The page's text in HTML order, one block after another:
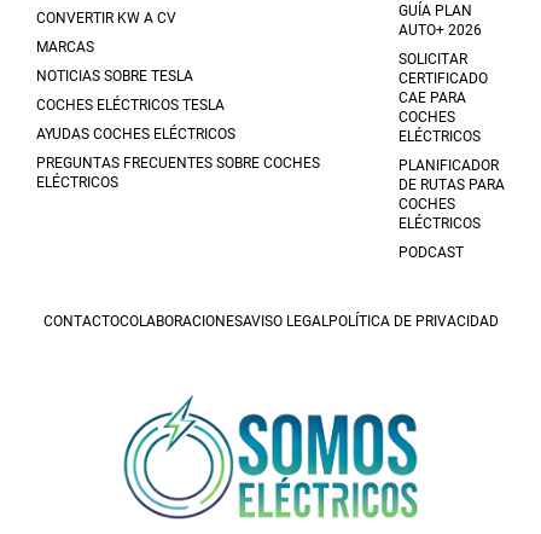
CONVERTIR KW A CV
MARCAS
NOTICIAS SOBRE TESLA
COCHES ELÉCTRICOS TESLA
AYUDAS COCHES ELÉCTRICOS
PREGUNTAS FRECUENTES SOBRE COCHES
ELÉCTRICOS
GUÍA PLAN
AUTO+ 2026
SOLICITAR
CERTIFICADO
CAE PARA
COCHES
ELÉCTRICOS
PLANIFICADOR
DE RUTAS PARA
COCHES
ELÉCTRICOS
PODCAST
CONTACTOCOLABORACIONESAVISO LEGAL POLÍTICA DE PRIVACIDAD